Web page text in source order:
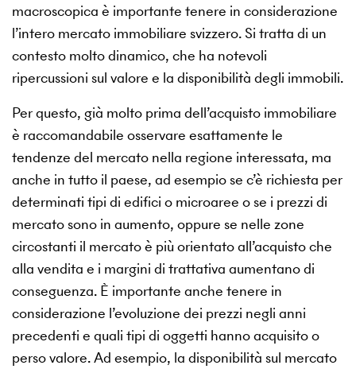
macroscopica è importante tenere in considerazione
l’intero mercato immobiliare svizzero. Si tratta di un
contesto molto dinamico, che ha notevoli
ripercussioni sul valore e la disponibilità degli immobili.
Per questo, già molto prima dell’acquisto immobiliare
è raccomandabile osservare esattamente le
tendenze del mercato nella regione interessata, ma
anche in tutto il paese, ad esempio se c’è richiesta per
determinati tipi di edifici o microaree o se i prezzi di
mercato sono in aumento, oppure se nelle zone
circostanti il mercato è più orientato all’acquisto che
alla vendita e i margini di trattativa aumentano di
conseguenza. È importante anche tenere in
considerazione l’evoluzione dei prezzi negli anni
precedenti e quali tipi di oggetti hanno acquisito o
perso valore. Ad esempio, la disponibilità sul mercato